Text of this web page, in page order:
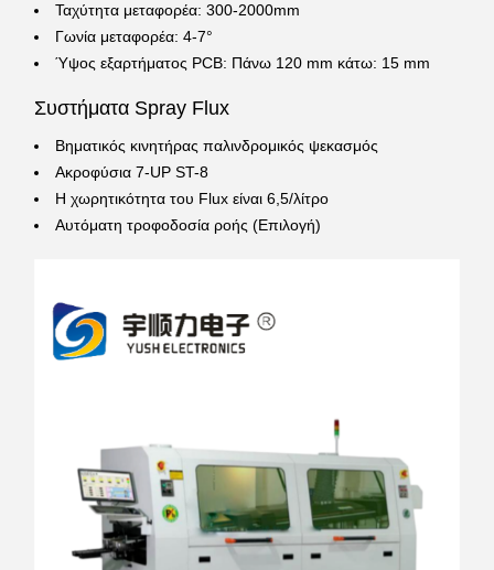
Ταχύτητα μεταφορέα: 300-2000mm
Γωνία μεταφορέα: 4-7°
Ύψος εξαρτήματος PCB: Πάνω 120 mm κάτω: 15 mm
Συστήματα Spray Flux
Βηματικός κινητήρας παλινδρομικός ψεκασμός
Ακροφύσια 7-UP ST-8
Η χωρητικότητα του Flux είναι 6,5/λίτρο
Αυτόματη τροφοδοσία ροής (Επιλογή)